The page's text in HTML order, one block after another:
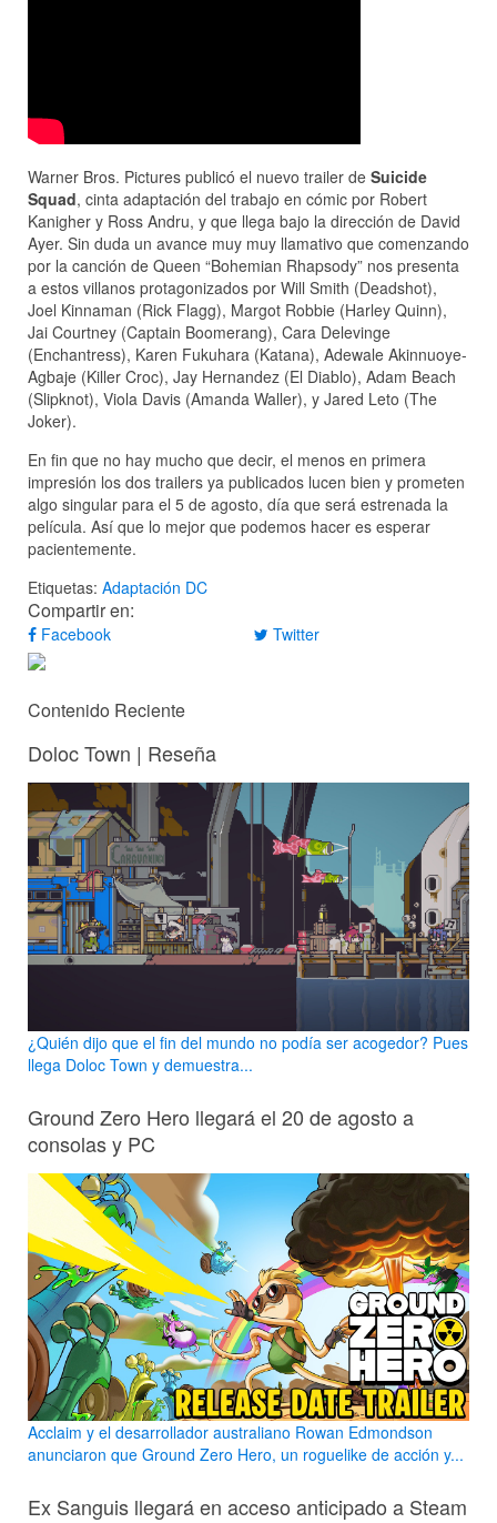
Warner Bros. Pictures publicó el nuevo trailer de Suicide
Squad, cinta adaptación del trabajo en cómic por Robert
Kanigher y Ross Andru, y que llega bajo la dirección de David
Ayer. Sin duda un avance muy muy llamativo que comenzando
por la canción de Queen “Bohemian Rhapsody” nos presenta
a estos villanos protagonizados por Will Smith (Deadshot),
Joel Kinnaman (Rick Flagg), Margot Robbie (Harley Quinn),
Jai Courtney (Captain Boomerang), Cara Delevinge
(Enchantress), Karen Fukuhara (Katana), Adewale Akinnuoye-
Agbaje (Killer Croc), Jay Hernandez (El Diablo), Adam Beach
(Slipknot), Viola Davis (Amanda Waller), y Jared Leto (The
Joker).
En fin que no hay mucho que decir, el menos en primera
impresión los dos trailers ya publicados lucen bien y prometen
algo singular para el 5 de agosto, día que será estrenada la
película. Así que lo mejor que podemos hacer es esperar
pacientemente.
Etiquetas: Adaptación DC
Compartir en:
Facebook Twitter
Contenido Reciente
Doloc Town | Reseña
¿Quién dijo que el fin del mundo no podía ser acogedor? Pues
llega Doloc Town y demuestra...
Ground Zero Hero llegará el 20 de agosto a
consolas y PC
Acclaim y el desarrollador australiano Rowan Edmondson
anunciaron que Ground Zero Hero, un roguelike de acción y...
Ex Sanguis llegará en acceso anticipado a Steam